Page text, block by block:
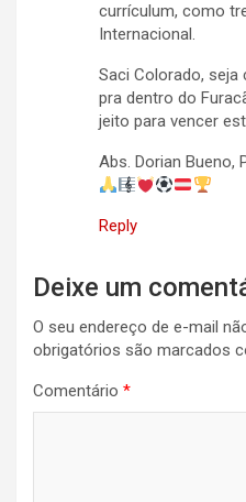
currículum, como
Internacional.
Saci Colorado,
pra dentro do
jeito para vencer
Abs. Dorian Bueno,
Reply
Deixe um
O seu endereço de e-mail
obrigatórios são marcados
Comentário *